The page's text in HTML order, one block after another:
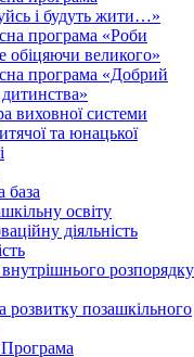
і будуть жити…»
програма «Роби
обіцяючи великого»
програма «Добрий
виховної системи
та юнацької
база
освіту
діяльність
розпорядку
розвитку позашкільного